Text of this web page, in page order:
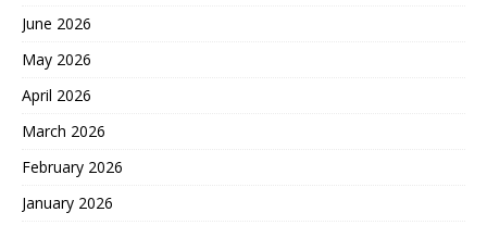
June 2026
May 2026
April 2026
March 2026
February 2026
January 2026